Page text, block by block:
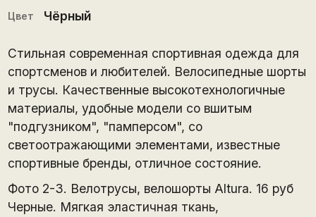
Цвет Чёрный
Стильная современная спортивная одежда для
спортсменов и любителей. Велосипедные шорты
и трусы. Качественные высокотехнологичные
материалы, удобные модели со вшитым
"подгузником", "памперсом", со
светоотражающими элементами, известные
спортивные бренды, отличное состояние.
Фото 2-3. Велотрусы, велошорты Altura. 16 руб
Черные. Мягкая эластичная ткань,